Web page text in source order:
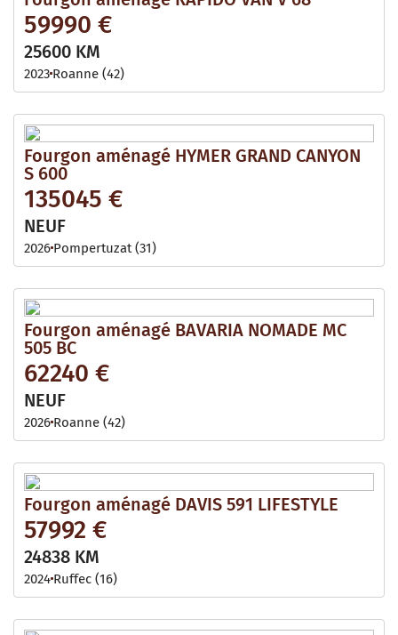
59990 €
25600 KM
2023 Roanne (42)
Fourgon aménagé HYMER GRAND CANYON
S 600
135045 €
NEUF
2026 Pompertuzat (31)
Fourgon aménagé BAVARIA NOMADE MC
505 BC
62240 €
NEUF
2026 Roanne (42)
Fourgon aménagé DAVIS 591 LIFESTYLE
57992 €
24838 KM
2024 Ruffec (16)